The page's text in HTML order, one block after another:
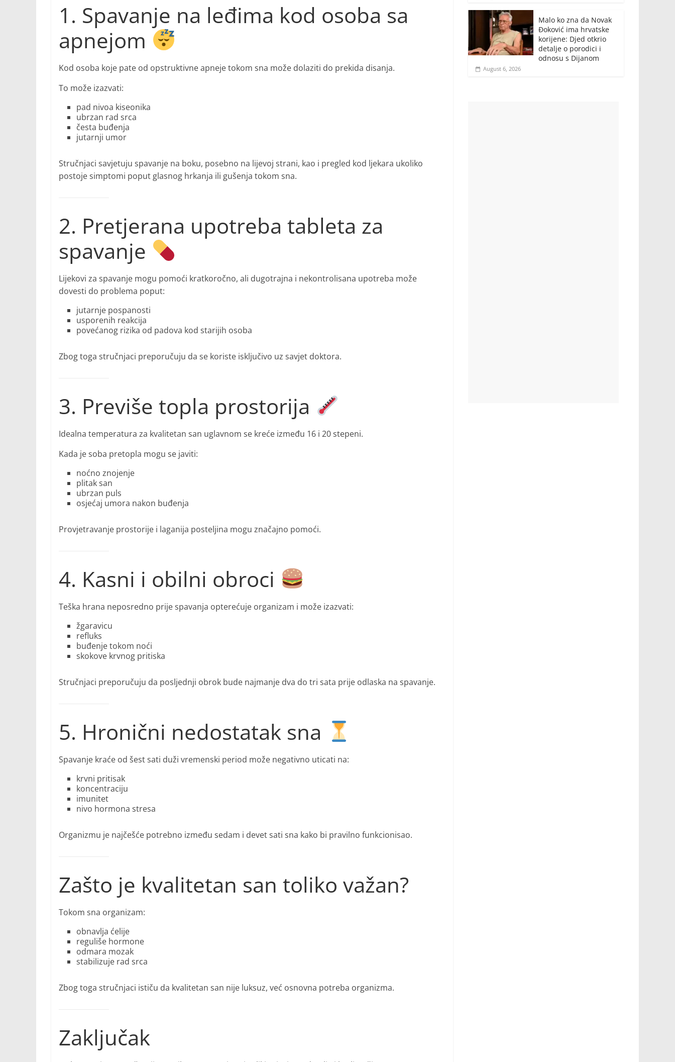
1. Spavanje na leđima kod osoba sa
apnejom
Kod osoba koje pate od opstruktivne apneje tokom sna može dolaziti do prekida disanja.
To može izazvati:
pad nivoa kiseonika
ubrzan rad srca
česta buđenja
jutarnji umor
Stručnjaci savjetuju spavanje na boku, posebno na lijevoj strani, kao i pregled kod ljekara ukoliko
postoje simptomi poput glasnog hrkanja ili gušenja tokom sna.
2. Pretjerana upotreba tableta za
spavanje
Lijekovi za spavanje mogu pomoći kratkoročno, ali dugotrajna i nekontrolisana upotreba može
dovesti do problema poput:
jutarnje pospanosti
usporenih reakcija
povećanog rizika od padova kod starijih osoba
Zbog toga stručnjaci preporučuju da se koriste isključivo uz savjet doktora.
3. Previše topla prostorija
Idealna temperatura za kvalitetan san uglavnom se kreće između 16 i 20 stepeni.
Kada je soba pretopla mogu se javiti:
noćno znojenje
plitak san
ubrzan puls
osjećaj umora nakon buđenja
Provjetravanje prostorije i laganija posteljina mogu značajno pomoći.
4. Kasni i obilni obroci
Teška hrana neposredno prije spavanja opterećuje organizam i može izazvati:
žgaravicu
refluks
buđenje tokom noći
skokove krvnog pritiska
Stručnjaci preporučuju da posljednji obrok bude najmanje dva do tri sata prije odlaska na spavanje.
5. Hronični nedostatak sna
Spavanje kraće od šest sati duži vremenski period može negativno uticati na:
krvni pritisak
koncentraciju
imunitet
nivo hormona stresa
Organizmu je najčešće potrebno između sedam i devet sati sna kako bi pravilno funkcionisao.
Zašto je kvalitetan san toliko važan?
Tokom sna organizam:
obnavlja ćelije
reguliše hormone
odmara mozak
stabilizuje rad srca
Zbog toga stručnjaci ističu da kvalitetan san nije luksuz, već osnovna potreba organizma.
Zaključak
Malo ko zna da Novak
Đoković ima hrvatske
korijene: Djed otkrio
detalje o porodici i
odnosu s Dijanom
August 6, 2026